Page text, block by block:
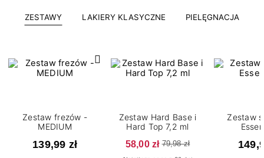
ZESTAWY LAKIERY KLASYCZNE PIELĘGNACJA
Zestaw frezów -
MEDIUM
139,99 zł
Zestaw Hard Base i
Hard Top 7,2 ml
58,00 zł 79,98 zł
Zestaw